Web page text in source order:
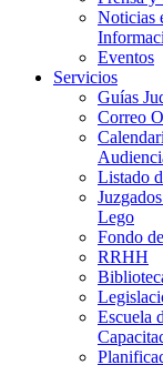
Noticias
Eventos
Servicios
Guías
Correo
Listado
Lego
Fondo
RRHH
Escuela